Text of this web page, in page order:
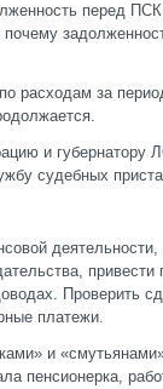
перед
расходам за
и губернатору
судебных
Проверить
платежи.
и
пенсионерка,